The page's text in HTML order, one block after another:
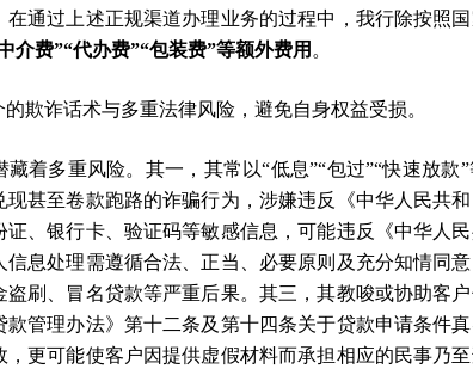
在通过上述正规渠道办理业务的过程中，我行除按照
介费”“代办费”“包装费”等额外费用 。
欺诈话术与多重法律风险，避免自身权益受损。
着多重风险。其一，其常以“低息”“包过”“快速放
甚至卷款跑路的诈骗行为，涉嫌违反《中华人民共
证、银行卡、验证码等敏感信息，可能违反《中华人
息处理需遵循合法、正当、必要原则及充分知情同
刷、冒名贷款等严重后果。其三，其教唆或协助客
款管理办法》第十二条及第十四条关于贷款申请条件
，更可能使客户因提供虚假材料而承担相应的民事乃